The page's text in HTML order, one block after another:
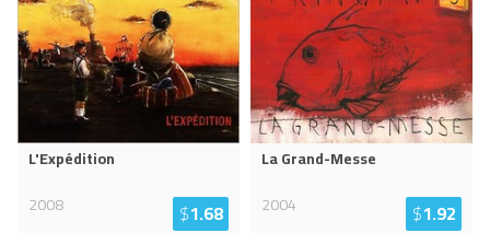
L'Expédition
2008
$1.68
La Grand-Messe
2004
$1.92